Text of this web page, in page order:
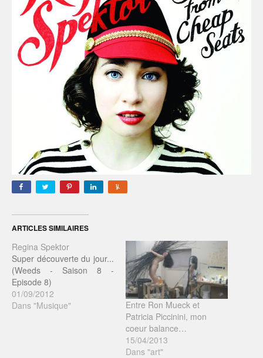
ARTICLES SIMILAIRES
Regina Spektor
Super découverte du jour...
(Weeds - Saison 8 -
Episode 8)
01/09/2012
Dans "Musique"
Entre Ron Mueck et
Patricia Piccinini, mon
coeur balance…
15/04/2013
Dans "art"